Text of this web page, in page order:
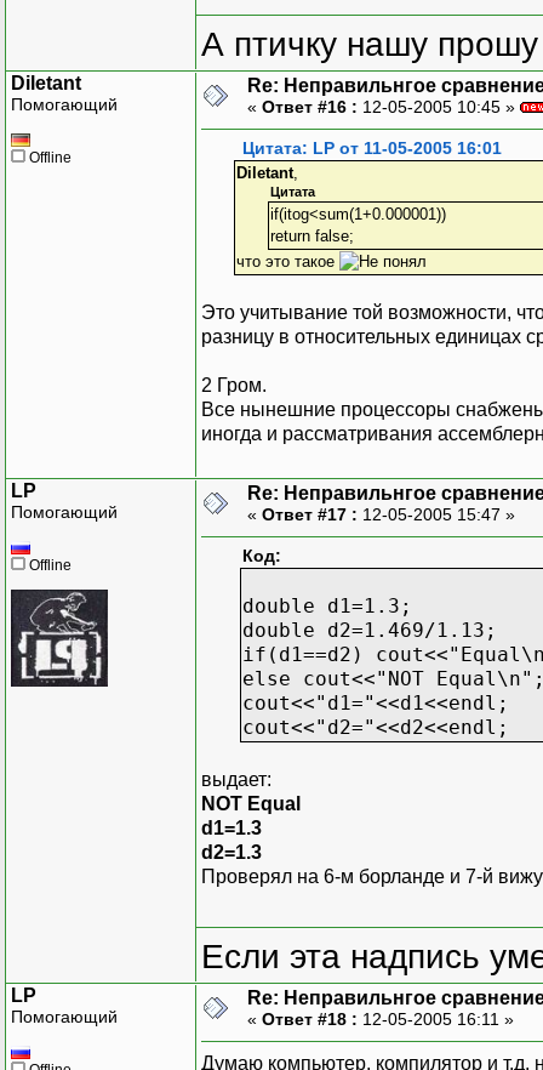
А птичку нашу
Diletant
Помогающий
Offline
Re: Неправильнгое
« Ответ #16 : 12-05-2005 10:45 »
Цитата: LP от 11-05-2005 16:01
Diletant,
Цитата
if(itog<sum(1+0.000001))
return false;
что это такое
Это учитывание той возможности,
разницу в относительных единицах
2 Гром.
Все нынешние процессоры
иногда и рассматривания
LP
Помогающий
Offline
Re: Неправильнгое
« Ответ #17 : 12-05-2005 15:47 »
Код:
double d1=1.3;
double d2=1.469/
if(d1==d2)
else cout<<"NOT
cout<<"d1="<<d1<<endl;
cout<<"d2="<<d2<<endl;
выдает:
NOT Equal
d1=1.3
d2=1.3
Проверял на 6-м борланде и 7-й
Если эта надпись
LP
Помогающий
Re: Неправильнгое
« Ответ #18 : 12-05-2005 16:11 »
Думаю компьютер, компилятор и